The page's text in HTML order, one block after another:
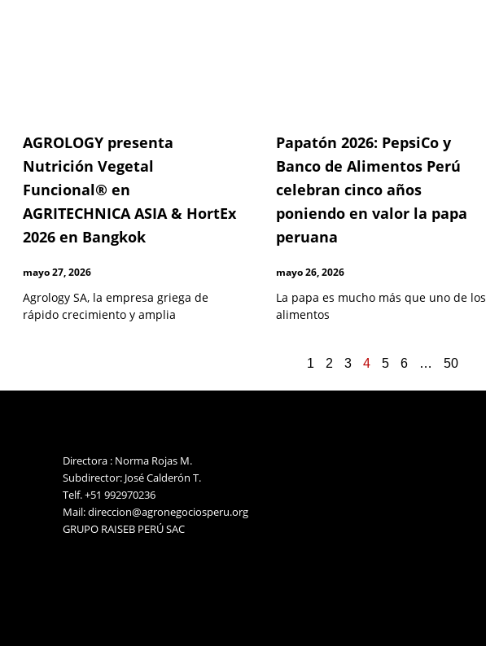
AGROLOGY presenta
Nutrición Vegetal
Funcional® en
AGRITECHNICA ASIA & HortEx
2026 en Bangkok
mayo 27, 2026
Agrology SA, la empresa griega de
rápido crecimiento y amplia
Papatón 2026: PepsiCo y
Banco de Alimentos Perú
celebran cinco años
poniendo en valor la papa
peruana
mayo 26, 2026
La papa es mucho más que uno de los
alimentos
1 2 3 4 5 6 … 50
Directora : Norma Rojas M.
Subdirector: José Calderón T.
Telf. +51 992970236
Mail: direccion@agronegociosperu.org
GRUPO RAISEB PERÚ SAC